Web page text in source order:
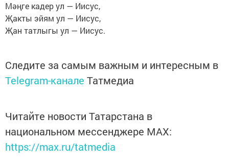
Мәңге кадер ул — Иисус,
Җакты эйям ул — Иисус,
Җан татлыгы ул — Иисус.
Следите за самым важным и интересным в
Telegram-канале Татмедиа
Читайте новости Татарстана в
национальном мессенджере MАХ:
https://max.ru/tatmedia